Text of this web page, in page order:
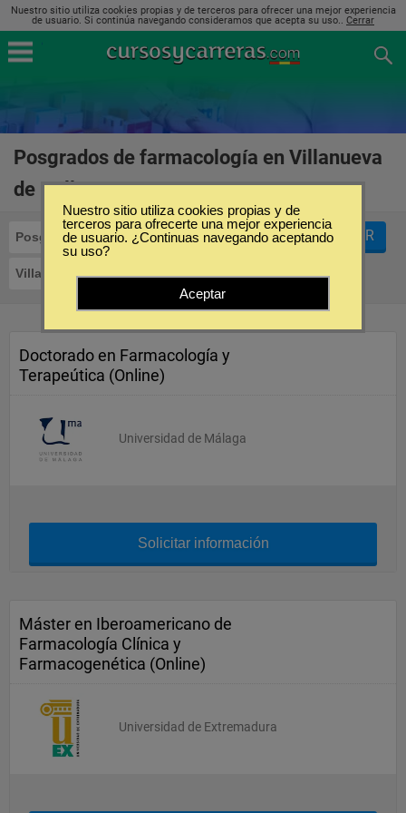
Nuestro sitio utiliza cookies propias y de terceros para ofrecer una mejor experiencia
de usuario. Si continúa navegando consideramos que acepta su uso.. Cerrar
Posgrados de farmacología en Villanueva
de Gállego
Posgrados Farmacología
Villanueva de Gállego
FILTRAR
Doctorado en Farmacología y
Terapeútica (Online)
Universidad de Málaga
Solicitar información
Máster en Iberoamericano de
Farmacología Clínica y
Farmacogenética (Online)
Universidad de Extremadura
Nuestro sitio utiliza cookies propias y de
terceros para ofrecerte una mejor experiencia
de usuario. ¿Continuas navegando aceptando
su uso?
Aceptar